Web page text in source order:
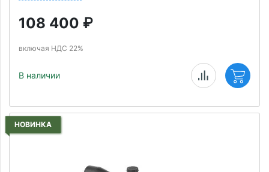
108 400 ₽
включая НДС 22%
В наличии
НОВИНКА